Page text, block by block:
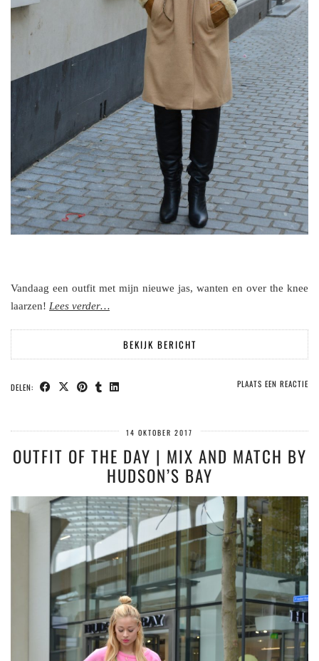
Vandaag een outfit met mijn nieuwe jas, wanten en over the knee
laarzen! Lees verder…
BEKIJK BERICHT
DELEN: PLAATS EEN REACTIE
14 OKTOBER 2017
OUTFIT OF THE DAY | MIX AND MATCH BY
HUDSON’S BAY